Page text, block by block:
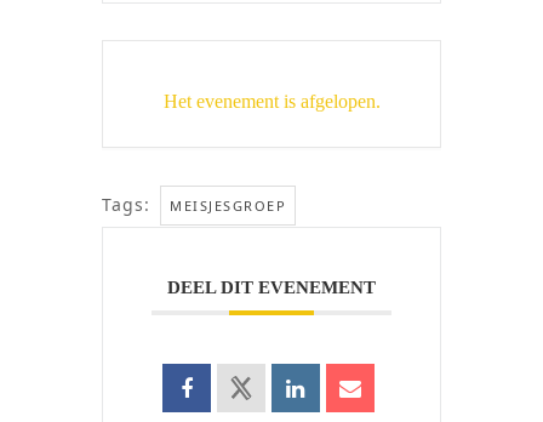
Het evenement is afgelopen.
Tags: MEISJESGROEP
DEEL DIT EVENEMENT